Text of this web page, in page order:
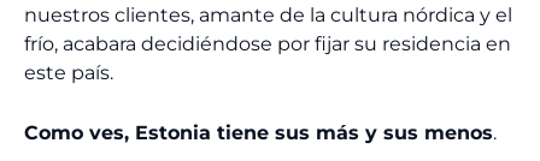
nuestros clientes, amante de la cultura nórdica y el
frío, acabara decidiéndose por fijar su residencia en
este país.
Como ves, Estonia tiene sus más y sus menos.